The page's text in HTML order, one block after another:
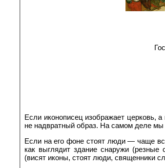
Если иконописец изображает церковь,
не надвратный образ. На самом деле мы
Если на его фоне стоят люди — чаще
как выглядит здание снаружи (резные
(висят иконы, стоят люди, священники